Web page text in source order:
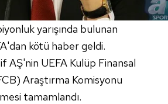
yarışında bulunan
kötü haber geldi.
AŞ'nin UEFA Kulüp Finansal
Araştırma Komisyonu
tamamlandı.